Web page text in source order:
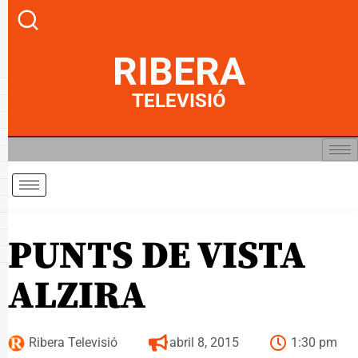
RIBERA
TELEVISIÓ
PUNTS DE VISTA
ALZIRA
Ribera Televisió abril 8, 2015 1:30 pm